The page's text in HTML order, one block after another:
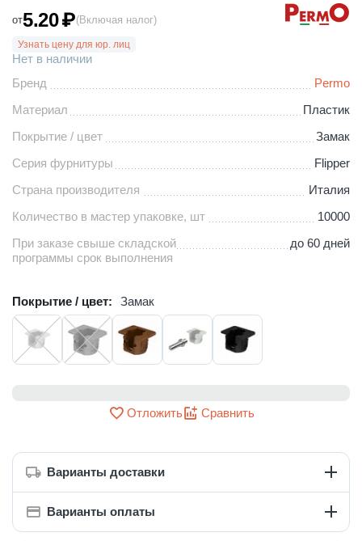
от5.20₽(Включая налог)
Узнать цену для юр. лиц
Нет в наличии
Бренд
Permo
Материал
Пластик
Покрытие / цвет
Замак
Серия фурнитуры
Flipper
Страна производителя
Италия
Количество в мастер упаковке, шт
10000
При заказе свыше складской
программы срок выполнения
до 60 дней
Покрытие / цвет: Замак
Отложить Сравнить
Варианты доставки
Варианты оплаты